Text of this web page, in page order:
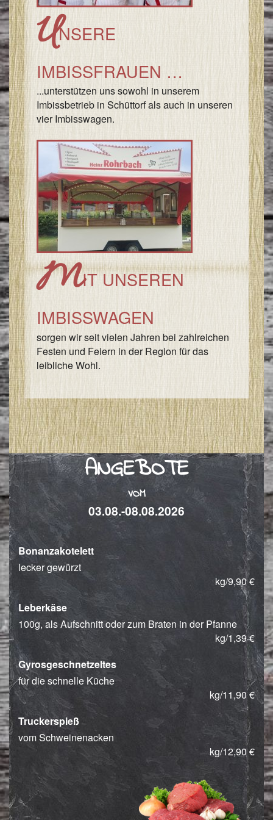
&
UNSERE
IMBISSFRAUEN …
...unterstützen uns sowohl in unserem
Imbissbetrieb in Schüttorf als auch in unseren
vier Imbisswagen.
MIT UNSEREN
IMBISSWAGEN
sorgen wir seit vielen Jahren bei zahlreichen
Festen und Feiern in der Region für das
leibliche Wohl.
ANGEBOTE
VOM
03.08.-08.08.2026
Bonanzakotelett
lecker gewürzt
kg/9,90 €
Leberkäse
100g, als Aufschnitt oder zum Braten in der Pfanne
kg/1,39 €
Gyrosgeschnetzeltes
für die schnelle Küche
kg/11,90 €
Truckerspieß
vom Schweinenacken
kg/12,90 €